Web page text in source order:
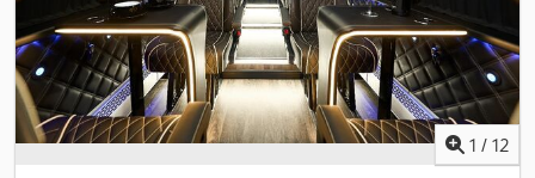
trappa samt bakdörr, återförsäljare INTERDRIVE SRL-PARMA.
Dwodpfjv T Ugajx Anisa
1 / 12